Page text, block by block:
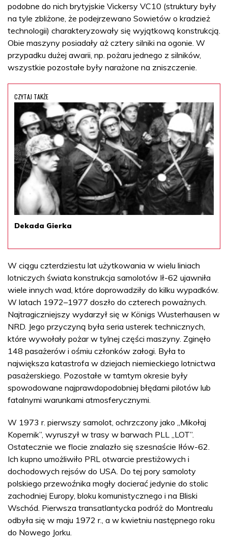
podobne do nich brytyjskie Vickersy VC10 (struktury były
na tyle zbliżone, że podejrzewano Sowietów o kradzież
technologii) charakteryzowały się wyjątkową konstrukcją.
Obie maszyny posiadały aż cztery silniki na ogonie. W
przypadku dużej awarii, np. pożaru jednego z silników,
wszystkie pozostałe były narażone na zniszczenie.
CZYTAJ TAKŻE
Dekada Gierka
W ciągu czterdziestu lat użytkowania w wielu liniach
lotniczych świata konstrukcja samolotów Ił-62 ujawniła
wiele innych wad, które doprowadziły do kilku wypadków.
W latach 1972–1977 doszło do czterech poważnych.
Najtragiczniejszy wydarzył się w Königs Wusterhausen w
NRD. Jego przyczyną była seria usterek technicznych,
które wywołały pożar w tylnej części maszyny. Zginęło
148 pasażerów i ośmiu członków załogi. Była to
największa katastrofa w dziejach niemieckiego lotnictwa
pasażerskiego. Pozostałe w tamtym okresie były
spowodowane najprawdopodobniej błędami pilotów lub
fatalnymi warunkami atmosferycznymi.
W 1973 r. pierwszy samolot, ochrzczony jako „Mikołaj
Kopernik”, wyruszył w trasy w barwach PLL „LOT”.
Ostatecznie we flocie znalazło się szesnaście Iłów-62.
Ich kupno umożliwiło PRL otwarcie prestiżowych i
dochodowych rejsów do USA. Do tej pory samoloty
polskiego przewoźnika mogły docierać jedynie do stolic
zachodniej Europy, bloku komunistycznego i na Bliski
Wschód. Pierwsza transatlantycka podróż do Montrealu
odbyła się w maju 1972 r., a w kwietniu następnego roku
do Nowego Jorku.